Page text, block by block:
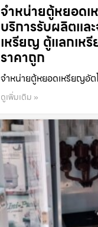
จำหน่ายตู้หยอด
บริการรับผลิตแล
เหรียญ ตู้แลกเห
ราคาถูก
จำหน่ายตู้หยอดเหรียญ​อั
ดูเพิ่มเติม »